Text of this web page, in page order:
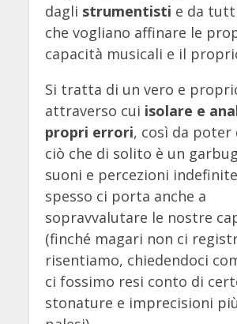
dagli strumentisti e da
che vogliano affinare le
capacità musicali e il
Si tratta di un vero e
attraverso cui isolare e
propri errori, così da poter
ciò che di solito è un
suoni e percezioni
spesso ci porta anche a
sopravvalutare le nostre
(finché magari non ci
risentiamo, chiedendoci
ci fossimo resi conto di
stonature e imprecisioni